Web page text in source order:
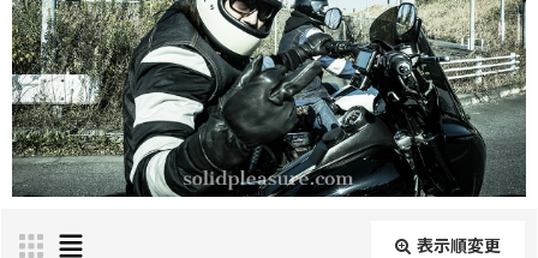
表示順変更